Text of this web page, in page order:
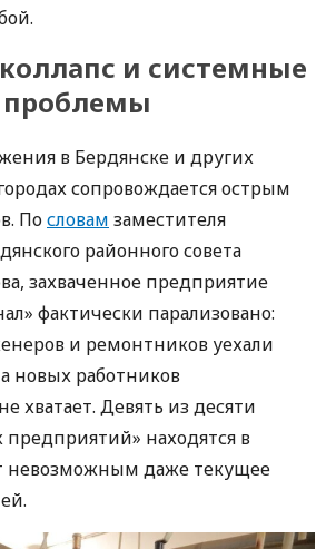
и системные
проблемы
в Бердянске и других
сопровождается острым
Пословам заместителя
районного совета
захваченное предприятие
фактически парализовано:
и ремонтников уехали
новых работников
хватает. Девять из десяти
предприятий» находятся в
невозможным даже текущее